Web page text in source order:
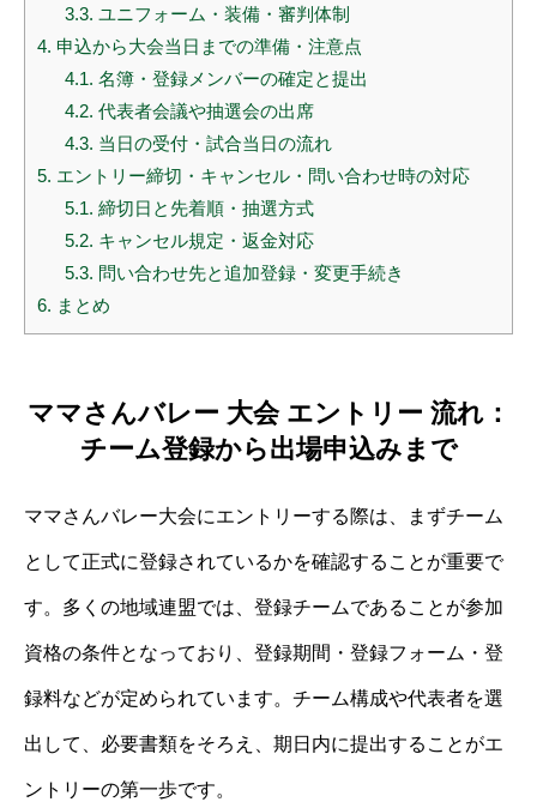
3.3. ユニフォーム・装備・審判体制
4. 申込から大会当日までの準備・注意点
4.1. 名簿・登録メンバーの確定と提出
4.2. 代表者会議や抽選会の出席
4.3. 当日の受付・試合当日の流れ
5. エントリー締切・キャンセル・問い合わせ時の対応
5.1. 締切日と先着順・抽選方式
5.2. キャンセル規定・返金対応
5.3. 問い合わせ先と追加登録・変更手続き
6. まとめ
ママさんバレー 大会 エントリー 流れ：
チーム登録から出場申込みまで
ママさんバレー大会にエントリーする際は、まずチーム
として正式に登録されているかを確認することが重要で
す。多くの地域連盟では、登録チームであることが参加
資格の条件となっており、登録期間・登録フォーム・登
録料などが定められています。チーム構成や代表者を選
出して、必要書類をそろえ、期日内に提出することがエ
ントリーの第一歩です。